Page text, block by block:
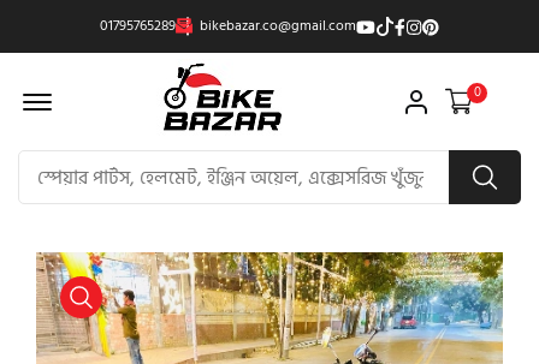
01795765289 bikebazar.co@gmail.com
Offcanvas Menu Open 0
product view